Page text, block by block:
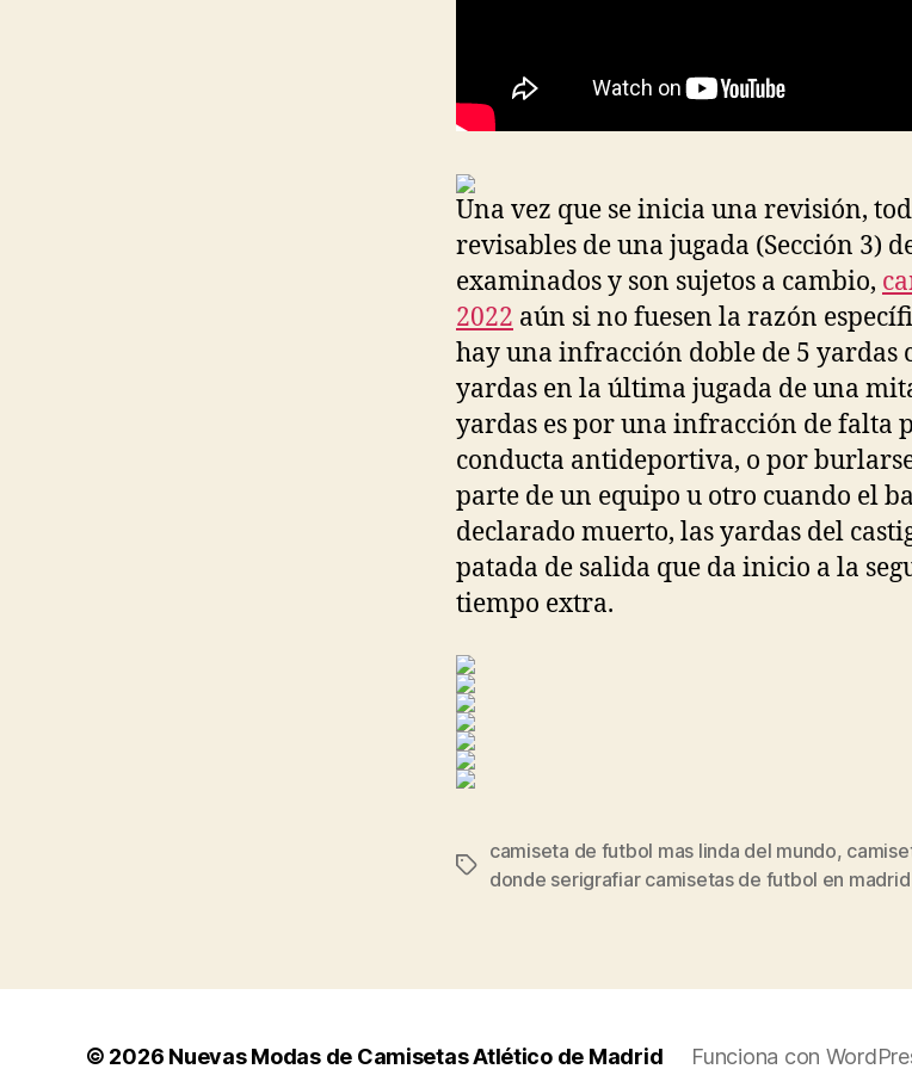
Una vez que se inicia una revisión,
revisables de una jugada (Sección 3)
examinados y son sujetos a cambio,
2022 aún si no fuesen la razón
hay una infracción doble de 5 yardas
yardas en la última jugada de una
yardas es por una infracción de falta
conducta antideportiva, o por
parte de un equipo u otro cuando el
declarado muerto, las yardas del
patada de salida que da inicio a la
tiempo extra.
Etiquetas
camiseta de futbol mas linda del mundo,
donde serigrafiar camisetas de futbol en madrid
© 2026 Nuevas Modas de Camisetas Atlético de Madrid Funciona con